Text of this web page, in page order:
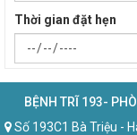
Thời gian đặt hẹn
BỆNH TRĨ 193-
Số 193C1 Bà Triệu -